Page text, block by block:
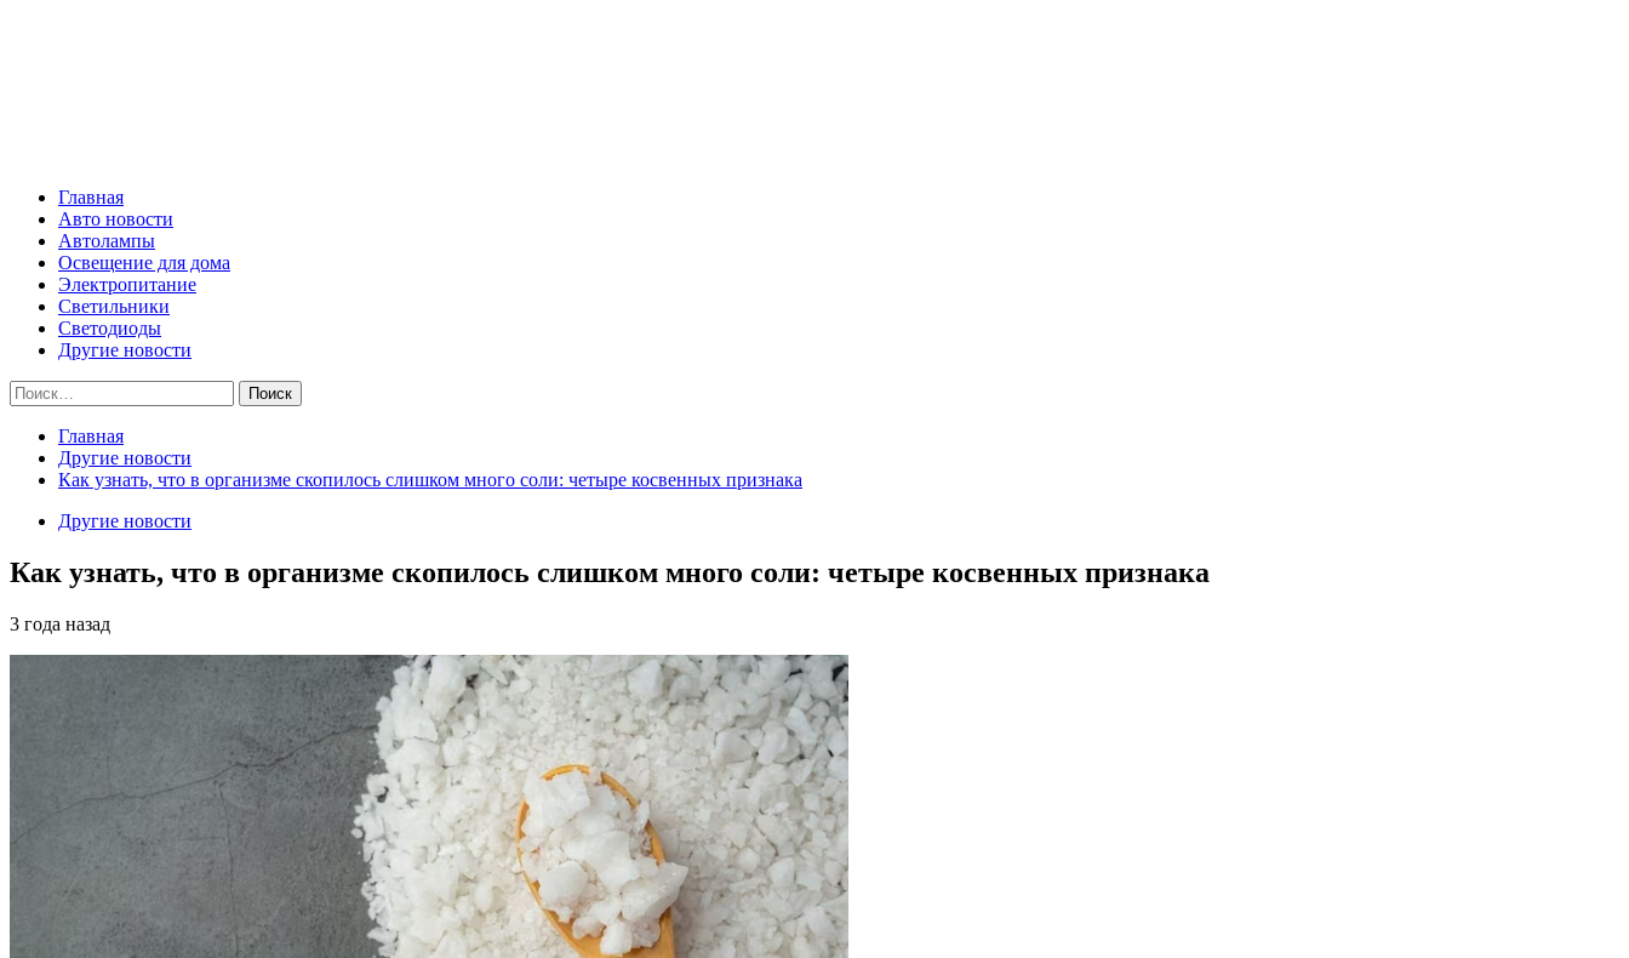
Главная
Авто новости
Автолампы
Освещение для дома
Электропитание
Светильники
Светодиоды
Другие новости
Найти:
Главная
Другие новости
Как узнать, что в организме скопилось слишком много соли: четыре косвенных признака
Другие новости
Как узнать, что в организме скопилось слишком много соли: четыре косвенных признака
3 года назад